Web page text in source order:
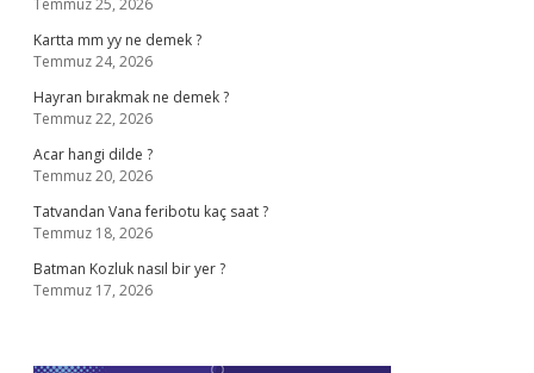
Temmuz 25, 2026
Kartta mm yy ne demek ?
Temmuz 24, 2026
Hayran bırakmak ne demek ?
Temmuz 22, 2026
Acar hangi dilde ?
Temmuz 20, 2026
Tatvandan Vana feribotu kaç saat ?
Temmuz 18, 2026
Batman Kozluk nasıl bir yer ?
Temmuz 17, 2026